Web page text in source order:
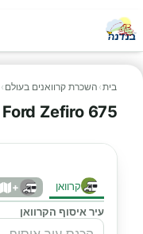
בית› השכרת קרוואנים בעולם ›
Ford Zefiro 675
קרוואן +
עיר איסוף הקרוואן